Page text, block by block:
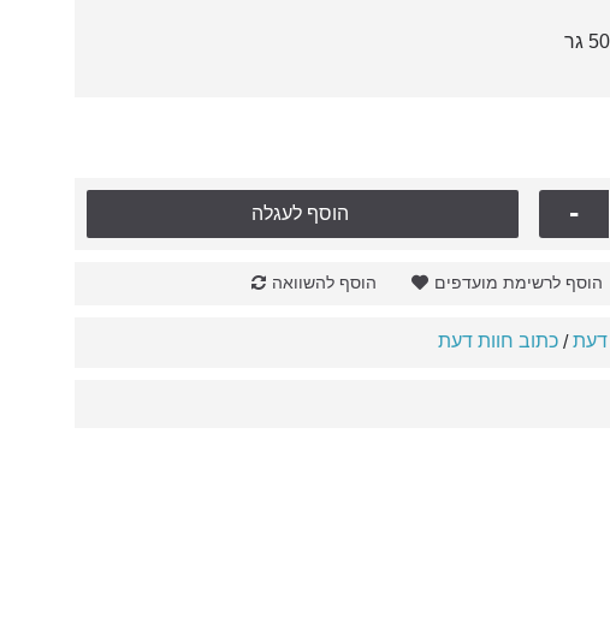
- הוסף לעגלה
הוסף לרשימת מועדפים הוסף להשוואה
/ כתוב חוות דעת